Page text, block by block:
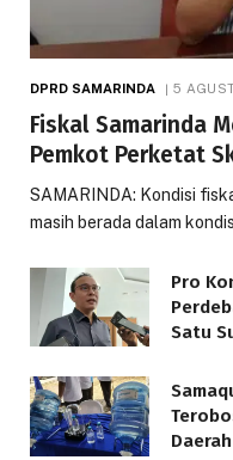
DPRD SAMARINDA 5
Fiskal Samarinda
Pemkot Perketat
SAMARINDA: Kondisi
masih berada dalam
Pro
Satu
Daerah